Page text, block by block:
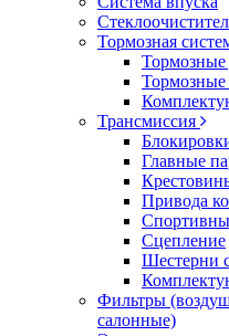
Тормозная
Тормозные
Тормозные
Трансмиссия
Главные
Привода
Сцепление
Шестерни
Фильтры
салонные)